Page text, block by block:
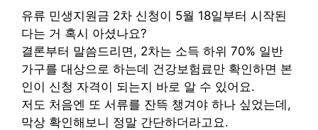
유류 민생지원금 2차 신청이 5월 18일부터 시작된
다는 거 혹시 아셨나요?
결론부터 말씀드리면, 2차는 소득 하위 70% 일반
가구를 대상으로 하는데 건강보험료만 확인하면 본
인이 신청 자격이 되는지 바로 알 수 있어요.
저도 처음엔 또 서류를 잔뜩 챙겨야 하나 싶었는데,
막상 확인해보니 정말 간단하더라고요.